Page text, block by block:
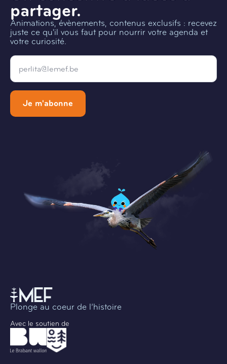
partager.
Animations, évènements, contenus exclusifs : recevez
juste ce qu'il vous faut pour nourrir votre agenda et
votre curiosité.
Email
Je m'abonne
Plonge au coeur de l’histoire
Avec le soutien de